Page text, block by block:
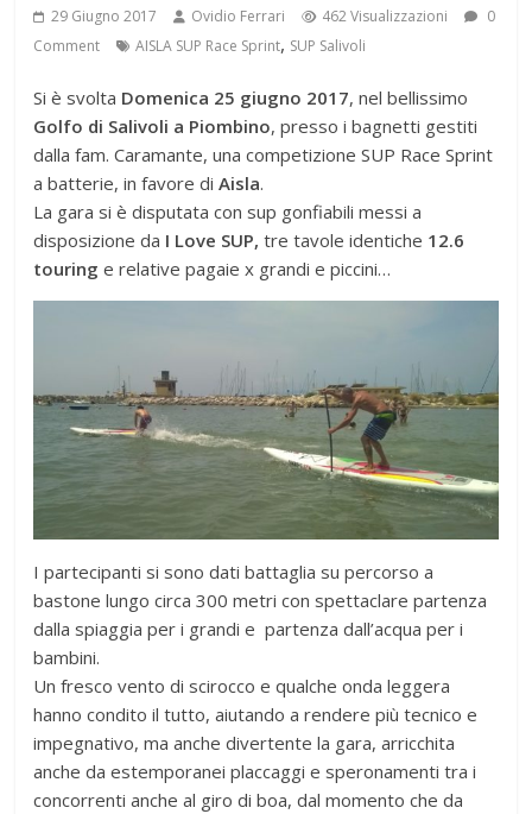
29 Giugno 2017 Ovidio Ferrari 462 Visualizzazioni
0
Comment
AISLA SUP Race Sprint, SUP Salivoli
Si è svolta Domenica 25 giugno 2017, nel bellissimo
Golfo di Salivoli a Piombino, presso i bagnetti gestiti
dalla fam. Caramante, una competizione SUP Race Sprint
a batterie, in favore diAisla.
La gara si è disputata con sup gonfiabili messi a
disposizione da I Love SUP, tre tavole identiche 12.6
touringe relative pagaie x grandi e piccini…
I partecipanti si sono dati battaglia su percorso a
bastone lungo circa 300 metri con spettaclare partenza
dalla spiaggia per i grandi e partenza dall’acqua per i
bambini.
Un fresco vento di scirocco e qualche onda leggera
hanno condito il tutto, aiutando a rendere più tecnico e
impegnativo, ma anche divertente la gara, arricchita
anche da estemporanei placcaggi e speronamenti tra i
concorrenti anche al giro di boa, dal momento che da